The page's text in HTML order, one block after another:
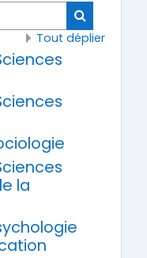
Tout déplier
la